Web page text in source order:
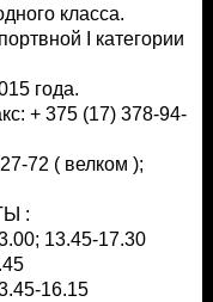
класса.
I категории
года.
+ 375 (17) 378-94-
72 ( велком );
:
13.45-17.30
16.15